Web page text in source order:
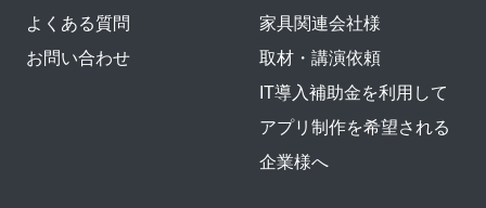
よくある質問
お問い合わせ
家具関連会社様
取材・講演依頼
IT導入補助金を利用して
アプリ制作を希望される
企業様へ